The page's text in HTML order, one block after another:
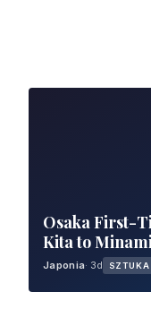
Osaka First-
Kita to
Japonia· 3d SZTUKA